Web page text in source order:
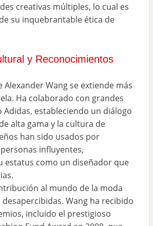
creativas múltiples, lo cual es
su inquebrantable ética de
y Reconocimientos
Alexander Wang se extiende más
Ha colaborado con grandes
estableciendo un diálogo
alta gama y la cultura de
han sido usados por
influyentes,
estatus como un diseñador que
al mundo de la moda
Wang ha recibido
incluido el prestigioso